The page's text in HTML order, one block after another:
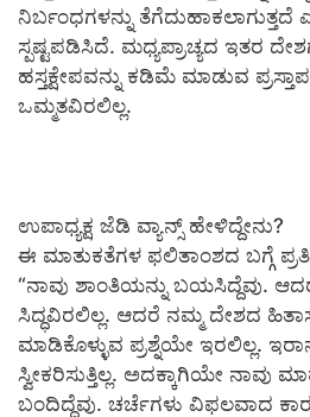
ನಿರ್ಬಂಧಗಳನ್ನು
ಸ್ಪಷ್ಟಪಡಿಸಿದೆ. ಮಧ್ಯಪ್ರಾಚ್ಯದ ಇತರ
ಹಸ್ತಕ್ಷೇಪವನ್ನು ಕಡಿಮೆ ಮಾಡುವ
ಒಮ್ಮತವಿರಲಿಲ್ಲ.
ಉಪಾಧ್ಯಕ್ಷ ಜೆಡಿ ವ್ಯಾನ್ಸ್ ಹೇಳಿದ್ದೇನು?
ಈ ಮಾತುಕತೆಗಳ ಫಲಿತಾಂಶದ ಬಗ್ಗೆ
“ನಾವು ಶಾಂತಿಯನ್ನು ಬಯಸಿದ್ದೆವು.
ಸಿದ್ಧವಿರಲಿಲ್ಲ. ಆದರೆ ನಮ್ಮ ದೇಶದ
ಮಾಡಿಕೊಳ್ಳುವ ಪ್ರಶ್ನೆಯೇ ಇರಲಿಲ್ಲ.
ಸ್ವೀಕರಿಸುತ್ತಿಲ್ಲ. ಅದಕ್ಕಾಗಿಯೇ ನಾವು
ಬಂದಿದ್ದೆವು. ಚರ್ಚೆಗಳು ವಿಫಲವಾದ